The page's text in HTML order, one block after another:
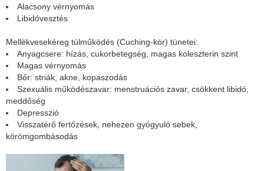
Alacsony vérnyomás
Libidóvesztés
Mellékvesekéreg túlműködés (Cuching-kór) tünetei:
Anyagcsere: hízás, cukorbetegség, magas koleszterin szint
Magas vérnyomás
Bőr: striák, akne, kopaszodás
Szexuális működészavar: menstruációs zavar, csökkent libidó,
meddőség
Depresszió
Visszatérő fertőzések, nehezen gyógyuló sebek,
körömgombásodás